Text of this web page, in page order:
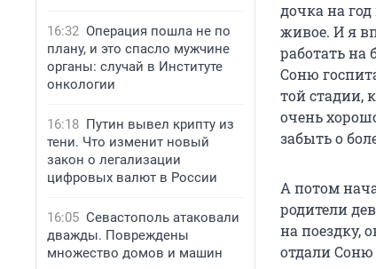
16:32 Операция пошла не по
плану, и это спасло мужчине
органы: случай в Институте
онкологии
16:18 Путин вывел крипту из
тени. Что изменит новый
закон о легализации
цифровых валют в России
16:05 Севастополь атаковали
дважды. Повреждены
множество домов и машин
дочка на
живое. И я
работать на
Соню
той стадии,
очень
забыть о
А потом
родители
на поездку,
отдали Соню